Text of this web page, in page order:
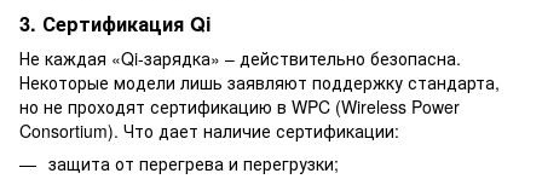
3. Сертификация Qi
Не каждая «Qi-зарядка» – действительно безопасна.
Некоторые модели лишь заявляют поддержку стандарта,
но не проходят сертификацию в WPC (Wireless Power
Consortium). Что дает наличие сертификации:
защита от перегрева и перегрузки;